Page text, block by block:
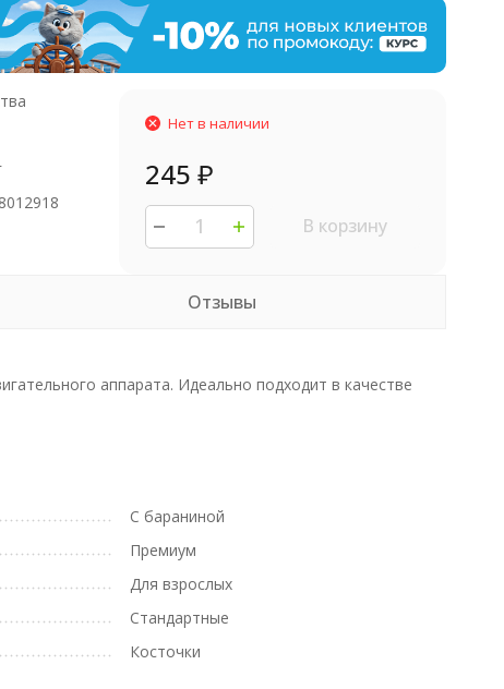
Нет в наличии
245 ₽
В корзину
Отзывы
аппарата. Идеально подходит в качестве
С бараниной
Премиум
Для взрослых
Стандартные
Косточки